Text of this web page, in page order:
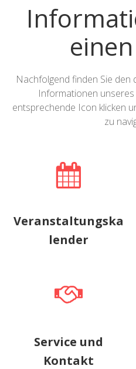
Nachfolgend finden Sie den
Informationen
entsprechende Icon klicken
zu
Veranstaltungska
lender
Service und
Kontakt